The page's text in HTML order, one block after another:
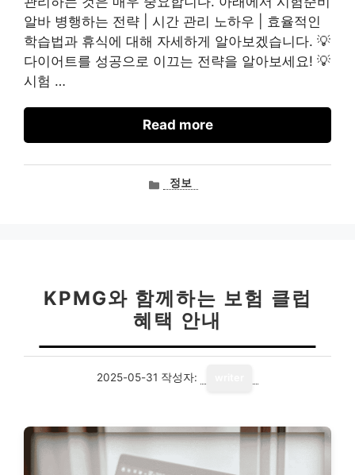
알바 병행하는 전략 | 시간 관리 노하우 | 효율적인
학습법과 휴식에 대해 자세하게 알아보겠습니다. 💡
다이어트를 성공으로 이끄는 전략을 알아보세요! 💡
시험 …
Read more
카정보
KPMG와 함께하는 보험 클럽
혜택 안내
2025-05-31 작성자: